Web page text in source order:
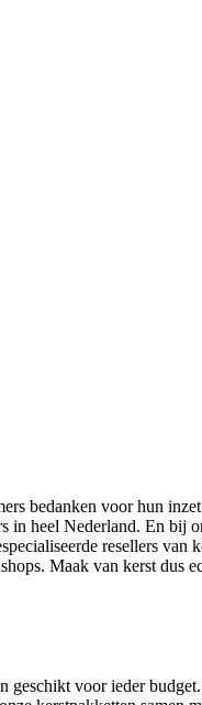
bedanken voor hun
in heel Nederland. En bij
resellers
Maak van kerst dus
voor ieder